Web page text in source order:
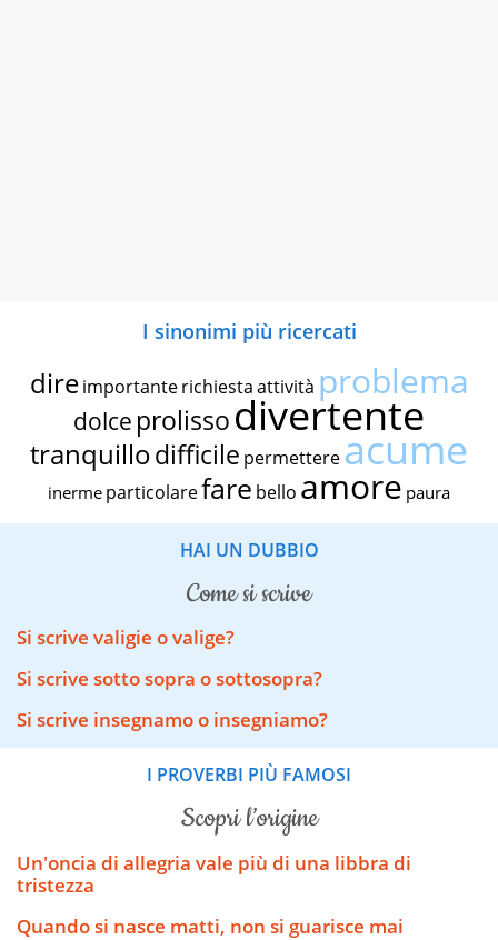
I sinonimi più ricercati
dire importante richiestaattività problema
dolce prolissodivertente
tranquillodifficile permettereacume
inerme particolarefare bello amore paura
HAI UN DUBBIO
come si scrive
Si scrive valigie o valige?
Si scrive sotto sopra o sottosopra?
Si scrive insegnamo o insegniamo?
I PROVERBI PIÙ FAMOSI
scopri l’origine
Un'oncia di allegria vale più di una libbra di
tristezza
Quando si nasce matti, non si guarisce mai